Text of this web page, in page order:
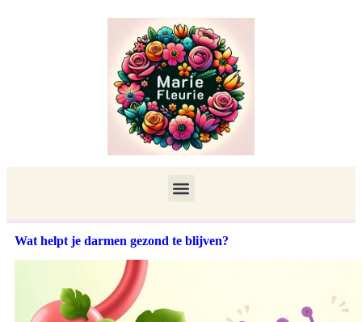
Wat helpt je darmen gezond te blijven?